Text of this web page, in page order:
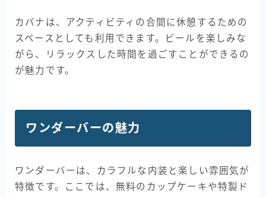
カバナは、アクティビティの合間に休憩するための
スペースとしても利用できます。ビールを楽しみな
がら、リラックスした時間を過ごすことができるの
が魅力です。
ワンダーバーの魅力
ワンダーバーは、カラフルな内装と楽しい雰囲気が
特徴です。ここでは、無料のカップケーキや特製ド